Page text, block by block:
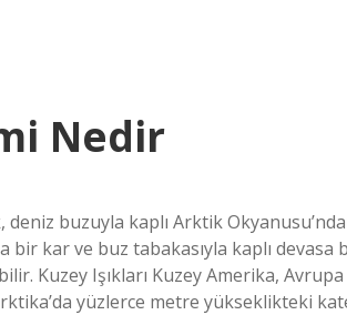
Nedir
buzuyla kaplı Arktik
kar ve buz tabakasıyla kaplı devasa
Kuzey Işıkları Kuzey Amerika,
yüzlerce metre yükseklikteki